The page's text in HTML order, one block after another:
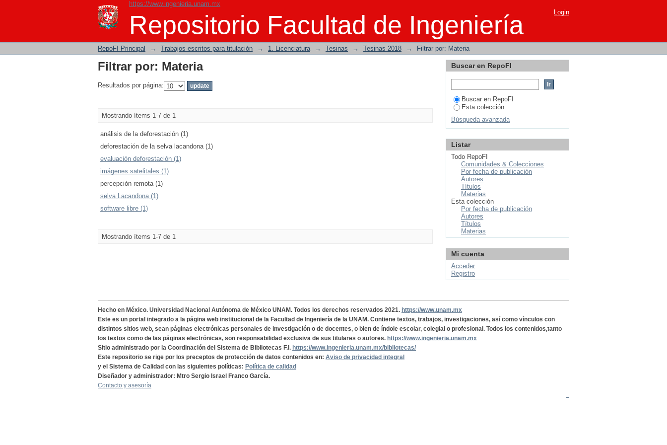
https://www.ingenieria.unam.mx
Repositorio Facultad de Ingeniería
Filtrar por: Materia Login
RepoFI Principal → Trabajos escritos para titulación → 1. Licenciatura → Tesinas → Tesinas 2018 → Filtrar por: Materia
Filtrar por: Materia
Resultados por página:
Mostrando ítems 1-7 de 1
análisis de la deforestación (1)
deforestación de la selva lacandona (1)
evaluación deforestación (1)
imágenes satelitales (1)
percepción remota (1)
selva Lacandona (1)
software libre (1)
Mostrando ítems 1-7 de 1
Buscar en RepoFI
Buscar en RepoFI
Esta colección
Búsqueda avanzada
Listar
Todo RepoFI
Comunidades & Colecciones
Por fecha de publicación
Autores
Títulos
Materias
Esta colección
Por fecha de publicación
Autores
Títulos
Materias
Mi cuenta
Acceder
Registro
Hecho en México. Universidad Nacional Autónoma de México UNAM. Todos los derechos reservados 2021. https://www.unam.mx
Este es un portal integrado a la página web institucional de la Facultad de Ingeniería de la UNAM. Contiene textos, trabajos, investigaciones, así como vínculos con
distintos sitios web, sean páginas electrónicas personales de investigación o de docentes, o bien de índole escolar, colegial o profesional. Todos los contenidos,tanto
los textos como de las páginas electrónicas, son responsabilidad exclusiva de sus titulares o autores. https://www.ingenieria.unam.mx
Sitio administrado por la Coordinación del Sistema de Bibliotecas F.I. https://www.ingenieria.unam.mx/bibliotecas/
Este repositorio se rige por los preceptos de protección de datos contenidos en: Aviso de privacidad integral
y el Sistema de Calidad con las siguientes políticas: Política de calidad
Diseñador y administrador: Mtro Sergio Israel Franco García.
Contacto y asesoría